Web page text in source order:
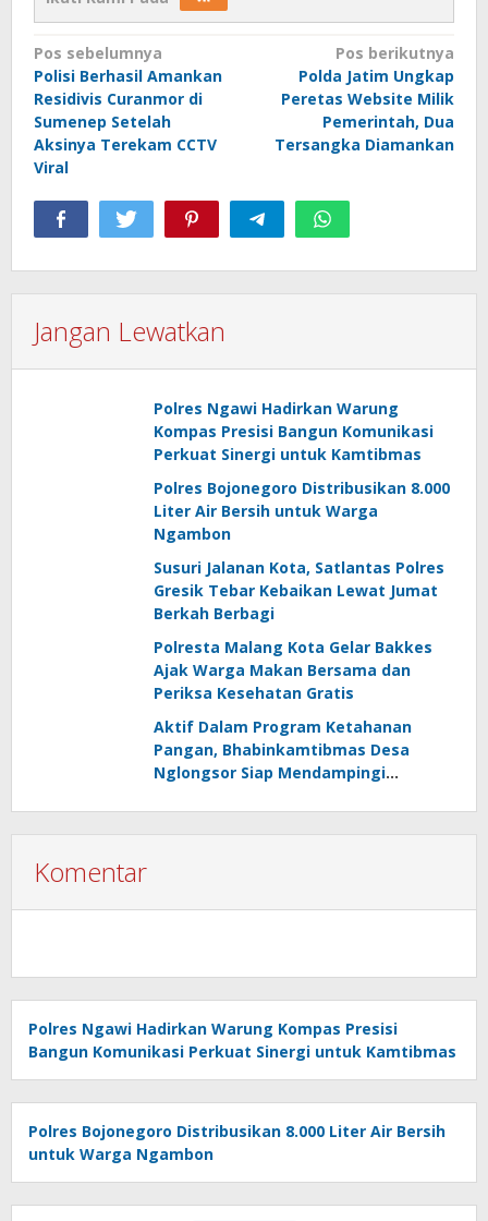
Navigasi
pos
Pos sebelumnya
Polisi Berhasil Amankan
Residivis Curanmor di
Sumenep Setelah
Aksinya Terekam CCTV
Viral
Pos berikutnya
Polda Jatim Ungkap
Peretas Website Milik
Pemerintah, Dua
Tersangka Diamankan
Jangan Lewatkan
Polres Ngawi Hadirkan Warung
Kompas Presisi Bangun Komunikasi
Perkuat Sinergi untuk Kamtibmas
Polres Bojonegoro Distribusikan 8.000
Liter Air Bersih untuk Warga
Ngambon
Susuri Jalanan Kota, Satlantas Polres
Gresik Tebar Kebaikan Lewat Jumat
Berkah Berbagi
Polresta Malang Kota Gelar Bakkes
Ajak Warga Makan Bersama dan
Periksa Kesehatan Gratis
Aktif Dalam Program Ketahanan
Pangan, Bhabinkamtibmas Desa
Nglongsor Siap Mendampingi
Komentar
Polres Ngawi Hadirkan Warung Kompas Presisi
Bangun Komunikasi Perkuat Sinergi untuk Kamtibmas
Polres Bojonegoro Distribusikan 8.000 Liter Air Bersih
untuk Warga Ngambon